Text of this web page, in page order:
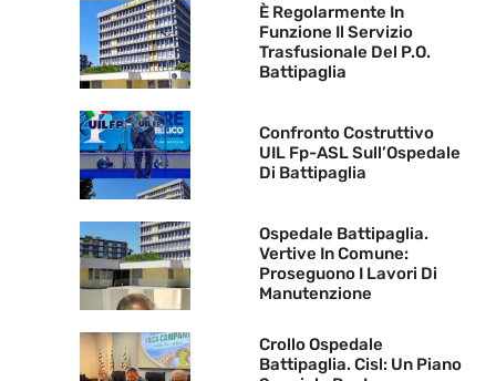
È Regolarmente In
Funzione Il Servizio
Trasfusionale Del P.O.
Battipaglia
Confronto Costruttivo
UIL Fp-ASL Sull’Ospedale
Di Battipaglia
Ospedale Battipaglia.
Vertive In Comune:
Proseguono I Lavori Di
Manutenzione
Crollo Ospedale
Battipaglia. Cisl: Un Piano